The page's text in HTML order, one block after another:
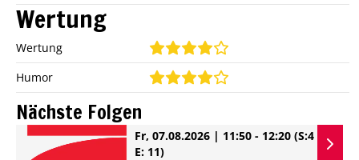
Wertung
Wertung
Humor
Nächste Folgen
Fr, 07.08.2026 | 11:50 - 12:20 (S:4
E: 11)